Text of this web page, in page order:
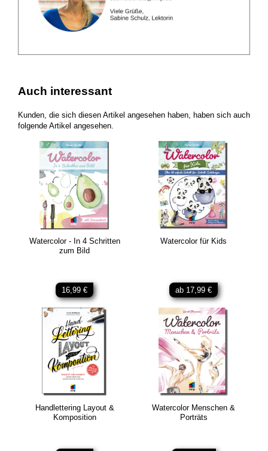
Auch interessant
Kunden, die sich diesen Artikel angesehen haben, haben sich auch
folgende Artikel angesehen.
Watercolor - In 4 Schritten
zum Bild
16,99 €
Watercolor für Kids
ab 17,99 €
Handlettering Layout &
Komposition
Watercolor Menschen &
Porträts